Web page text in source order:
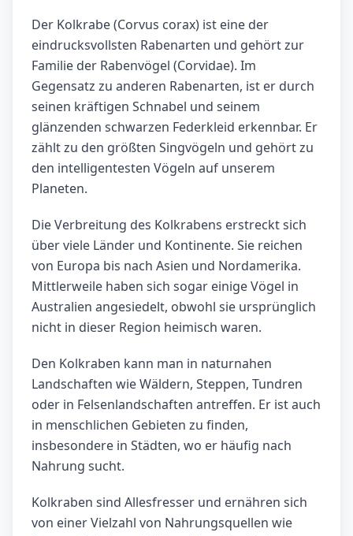
Der Kolkrabe (Corvus corax) ist eine der
eindrucksvollsten Rabenarten und gehört zur
Familie der Rabenvögel (Corvidae). Im
Gegensatz zu anderen Rabenarten, ist er durch
seinen kräftigen Schnabel und seinem
glänzenden schwarzen Federkleid erkennbar. Er
zählt zu den größten Singvögeln und gehört zu
den intelligentesten Vögeln auf unserem
Planeten.
Die Verbreitung des Kolkrabens erstreckt sich
über viele Länder und Kontinente. Sie reichen
von Europa bis nach Asien und Nordamerika.
Mittlerweile haben sich sogar einige Vögel in
Australien angesiedelt, obwohl sie ursprünglich
nicht in dieser Region heimisch waren.
Den Kolkraben kann man in naturnahen
Landschaften wie Wäldern, Steppen, Tundren
oder in Felsenlandschaften antreffen. Er ist auch
in menschlichen Gebieten zu finden,
insbesondere in Städten, wo er häufig nach
Nahrung sucht.
Kolkraben sind Allesfresser und ernähren sich
von einer Vielzahl von Nahrungsquellen wie